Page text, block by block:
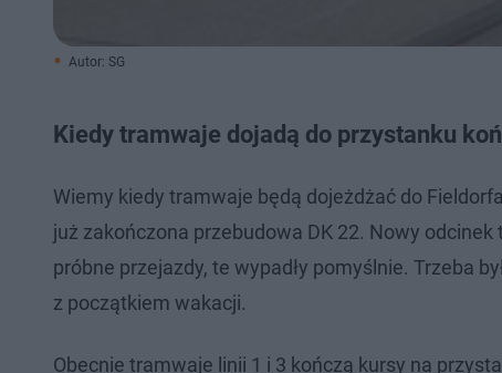
Autor: SG
Kiedy tramwaje dojadą do przystanku
Wiemy kiedy tramwaje będą dojeżdżać do
już zakończona przebudowa DK 22. Nowy
próbne przejazdy, te wypadły pomyślnie. Trzeba
z początkiem wakacji.
Obecnie tramwaje linii 1 i 3 kończą kursy na